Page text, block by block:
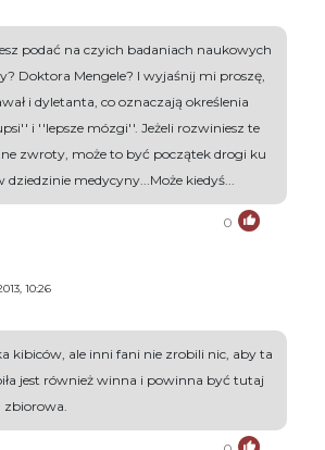
podać na czyich badaniach naukowych
Doktora Mengele? I wyjaśnij mi proszę,
i dyletanta, co oznaczają określenia
i ''lepsze mózgi''. Jeżeli rozwiniesz te
zwroty, może to być początek drogi ku
medycyny...Może kiedyś...
0
10:26
kibiców, ale inni fani nie zrobili nic, aby ta
jest również winna i powinna być tutaj
zbiorowa.